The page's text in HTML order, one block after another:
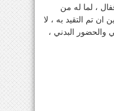
، لما له من
ان تم التقيد به ، لا
والحضور البدني ،